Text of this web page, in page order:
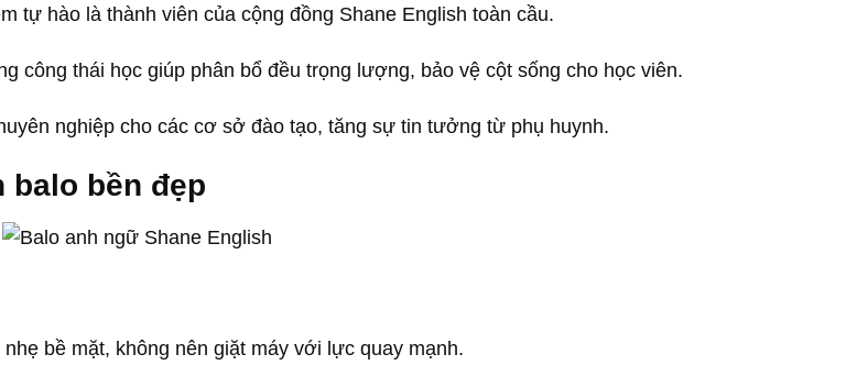
tự hào là thành viên của cộng đồng Shane English toàn cầu.
công thái học giúp phân bổ đều trọng lượng, bảo vệ cột sống cho học viên.
nghiệp cho các cơ sở đào tạo, tăng sự tin tưởng từ phụ huynh.
balo bền đẹp
bề mặt, không nên giặt máy với lực quay mạnh.